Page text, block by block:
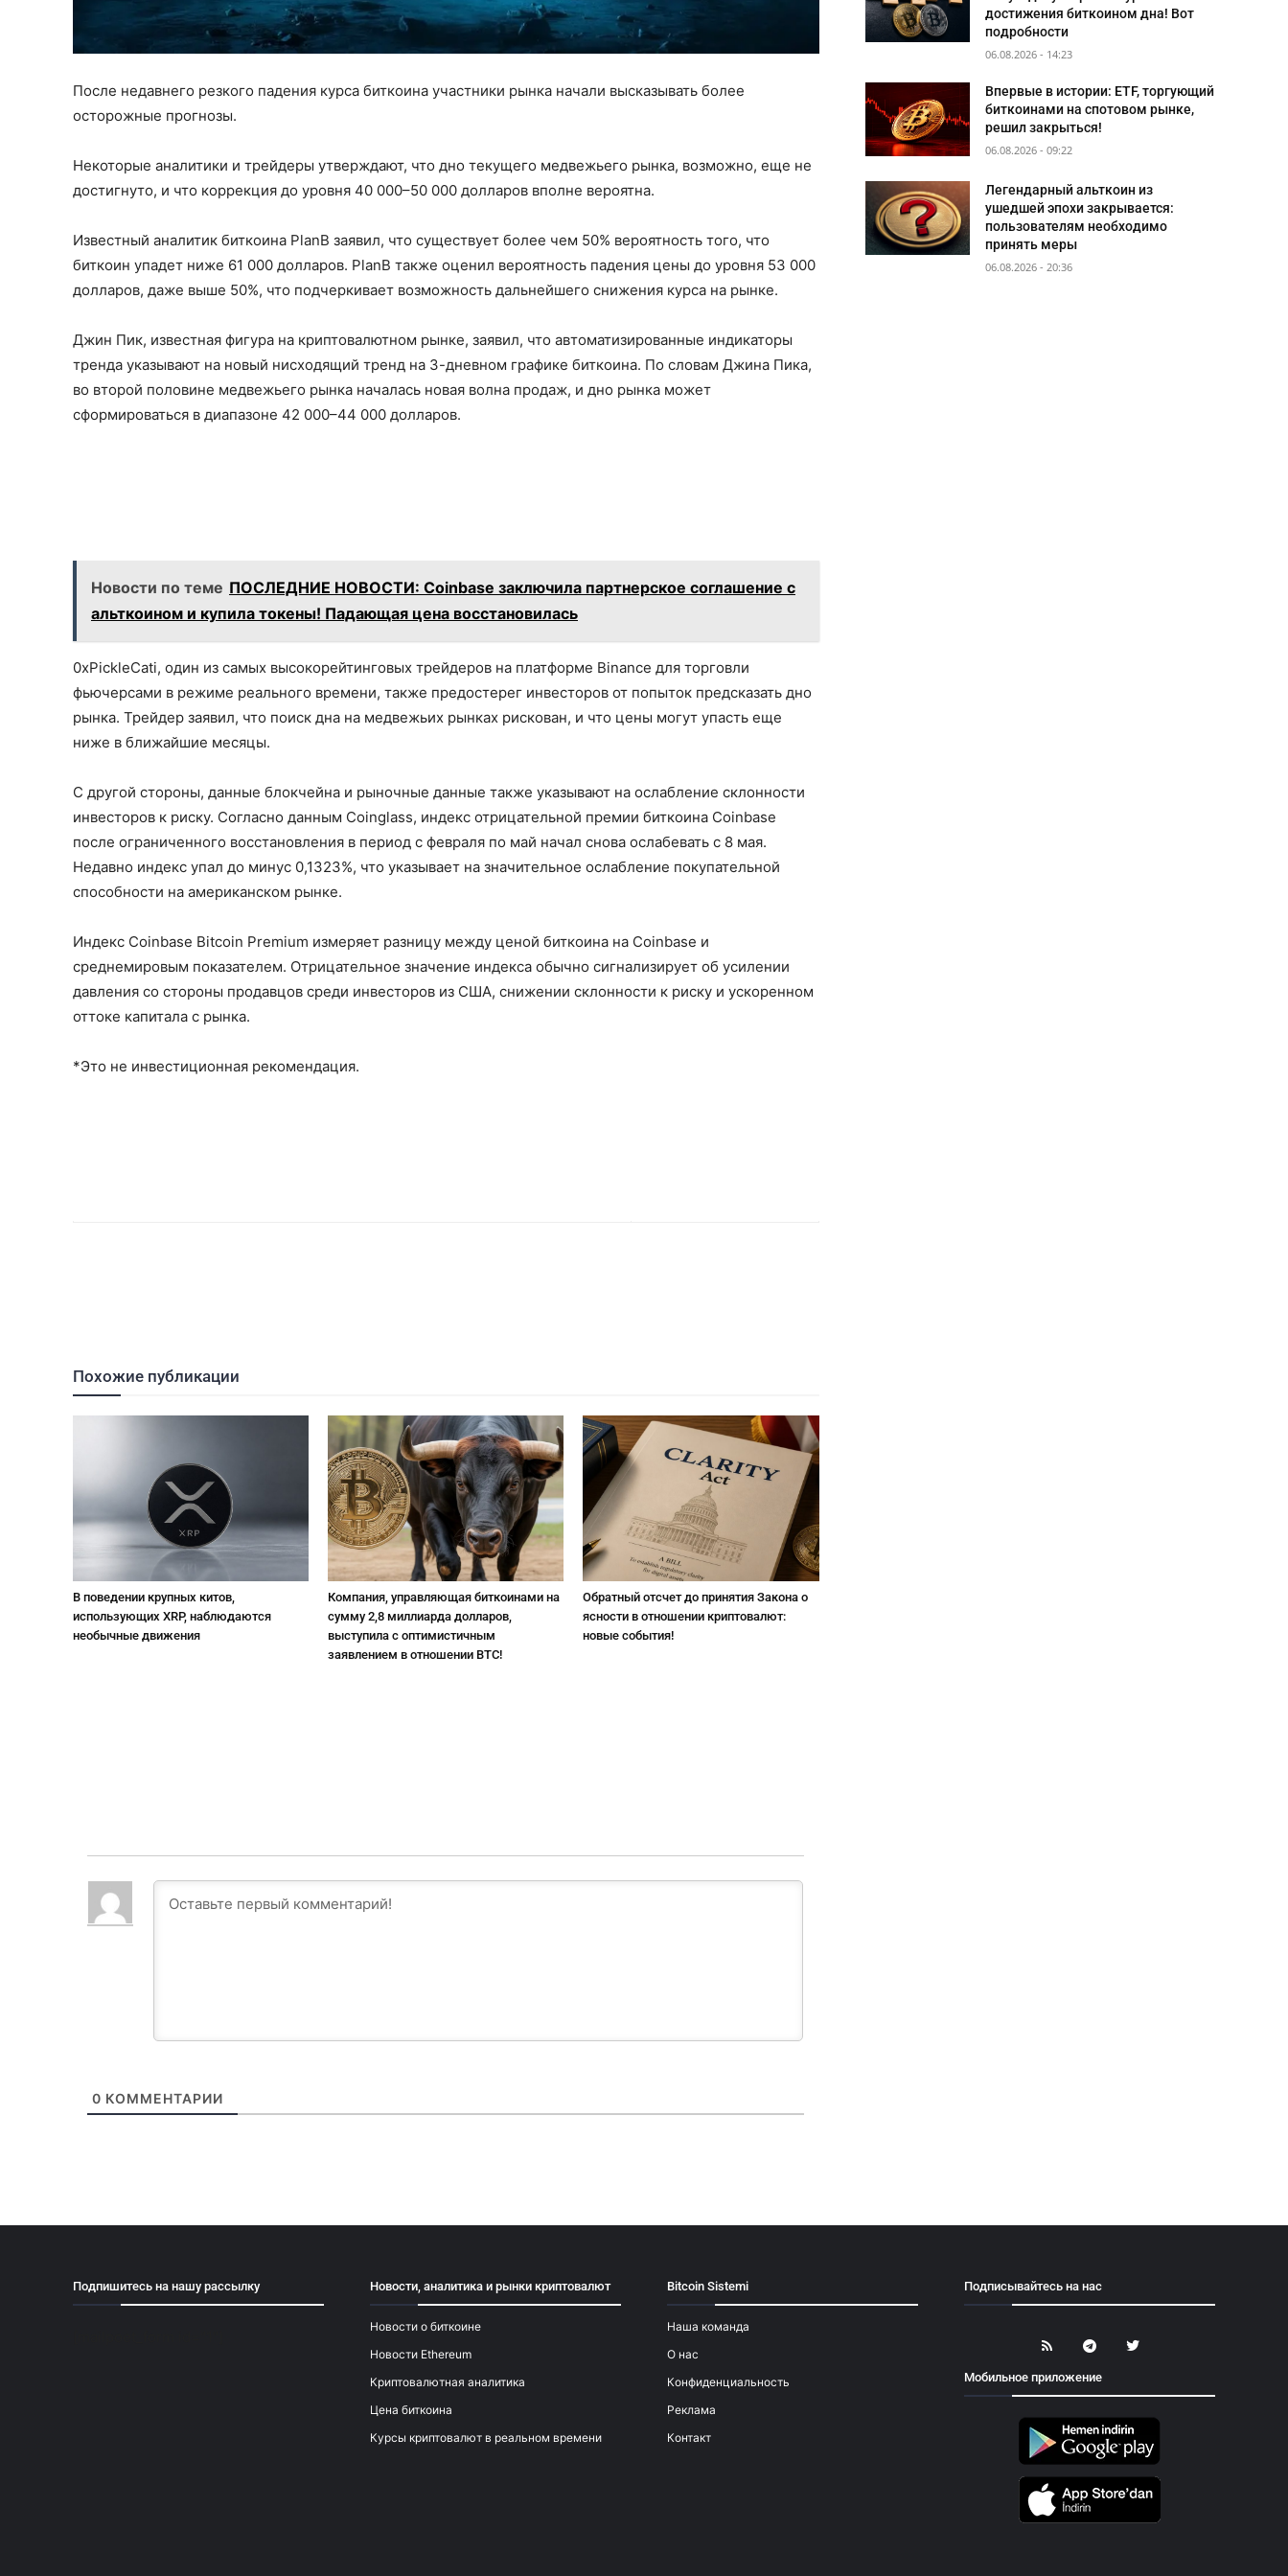
После недавнего резкого падения курса биткоина участники рынка начали высказывать более
осторожные прогнозы.
Некоторые аналитики и трейдеры утверждают, что дно текущего медвежьего рынка, возможно, еще не
достигнуто, и что коррекция до уровня 40 000–50 000 долларов вполне вероятна.
Известный аналитик биткоина PlanB заявил, что существует более чем 50% вероятность того, что
биткоин упадет ниже 61 000 долларов. PlanB также оценил вероятность падения цены до уровня 53 000
долларов, даже выше 50%, что подчеркивает возможность дальнейшего снижения курса на рынке.
Джин Пик, известная фигура на криптовалютном рынке, заявил, что автоматизированные индикаторы
тренда указывают на новый нисходящий тренд на 3-дневном графике биткоина. По словам Джина Пика,
во второй половине медвежьего рынка началась новая волна продаж, и дно рынка может
сформироваться в диапазоне 42 000–44 000 долларов.
Новости по теме ПОСЛЕДНИЕ НОВОСТИ: Coinbase заключила партнерское соглашение с
альткоином и купила токены! Падающая цена восстановилась
0xPickleCati, один из самых высокорейтинговых трейдеров на платформе Binance для торговли
фьючерсами в режиме реального времени, также предостерег инвесторов от попыток предсказать дно
рынка. Трейдер заявил, что поиск дна на медвежьих рынках рискован, и что цены могут упасть еще
ниже в ближайшие месяцы.
С другой стороны, данные блокчейна и рыночные данные также указывают на ослабление склонности
инвесторов к риску. Согласно данным Coinglass, индекс отрицательной премии биткоина Coinbase
после ограниченного восстановления в период с февраля по май начал снова ослабевать с 8 мая.
Недавно индекс упал до минус 0,1323%, что указывает на значительное ослабление покупательной
способности на американском рынке.
Индекс Coinbase Bitcoin Premium измеряет разницу между ценой биткоина на Coinbase и
среднемировым показателем. Отрицательное значение индекса обычно сигнализирует об усилении
давления со стороны продавцов среди инвесторов из США, снижении склонности к риску и ускоренном
оттоке капитала с рынка.
*Это не инвестиционная рекомендация.
Похожие публикации
В поведении крупных китов,
использующих XRP, наблюдаются
необычные движения
Компания, управляющая биткоинами на
сумму 2,8 миллиарда долларов,
выступила с оптимистичным
заявлением в отношении BTC!
Обратный отсчет до принятия Закона о
ясности в отношении криптовалют:
новые события!
0 КОММЕНТАРИИ
достижения биткоином дна! Вот
подробности
06.08.2026 - 14:23
Впервые в истории: ETF, торгующий
биткоинами на спотовом рынке,
решил закрыться!
06.08.2026 - 09:22
Легендарный альткоин из
ушедшей эпохи закрывается:
пользователям необходимо
принять меры
06.08.2026 - 20:36
Подпишитесь на нашу рассылку Новости, аналитика и рынки криптовалют
Новости о биткоине
Новости Ethereum
Криптовалютная аналитика
Цена биткоина
Курсы криптовалют в реальном времени
Bitcoin Sistemi
Наша команда
О нас
Конфиденциальность
Реклама
Контакт
Подписывайтесь на нас
Мобильное приложение